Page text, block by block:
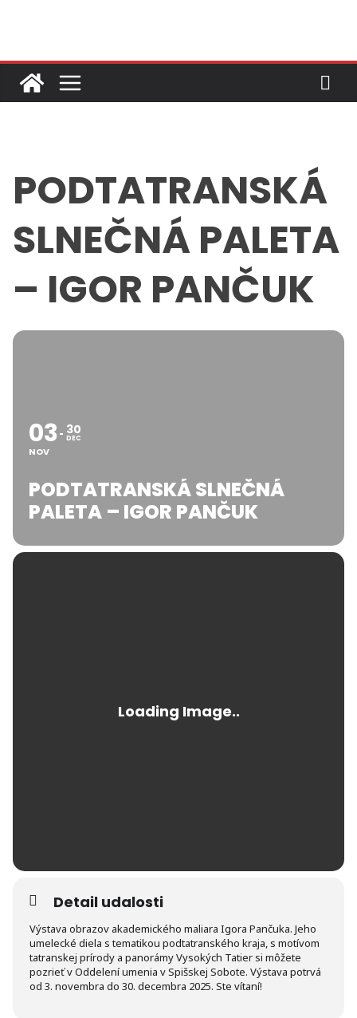
PODTATRANSKÁ
SLNEČNÁ PALETA
– IGOR PANČUK
03
NOV
30
DEC
PODTATRANSKÁ SLNEČNÁ
PALETA – IGOR PANČUK
Detail udalosti
Výstava obrazov akademického maliara Igora Pančuka. Jeho
umelecké diela s tematikou podtatranského kraja, s motívom
tatranskej prírody a panorámy Vysokých Tatier si môžete
pozrieť v Oddelení umenia v Spišskej Sobote. Výstava potrvá
od 3. novembra do 30. decembra 2025. Ste vítaní!